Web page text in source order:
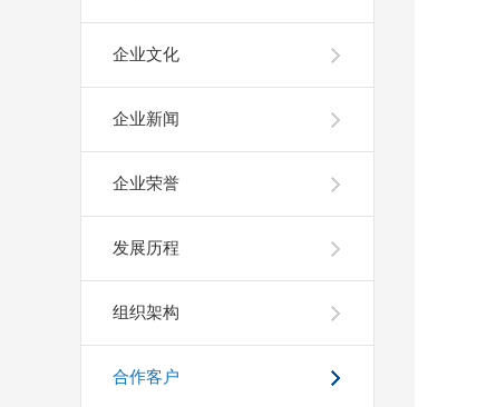
企业文化
企业新闻
企业荣誉
发展历程
组织架构
合作客户